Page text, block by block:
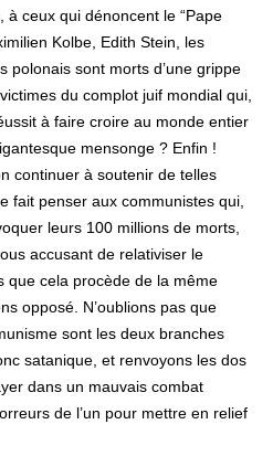
à ceux qui dénoncent le “Pape
Kolbe, Edith Stein, les
polonais sont morts d’une grippe
du complot juif mondial qui,
à faire croire au monde entier
mensonge ? Enfin !
continuer à soutenir de telles
fait penser aux communistes qui,
leurs 100 millions de morts,
accusant de relativiser le
que cela procède de la même
opposé. N’oublions pas que
sont les deux branches
satanique, et renvoyons les dos
dans un mauvais combat
de l’un pour mettre en relief